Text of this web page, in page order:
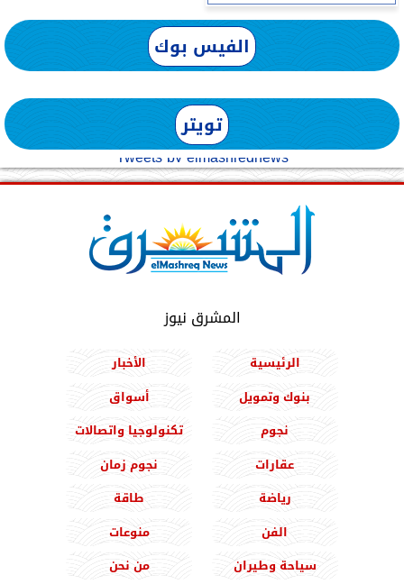
الفيس بوك
تويتر
Tweets by elmashreqnews
المشرق نيوز
الرئيسية
الأخبار
بنوك وتمويل
أسواق
نجوم
تكنولوجيا واتصالات
عقارات
نجوم زمان
رياضة
طاقة
الفن
منوعات
سياحة وطيران
من نحن